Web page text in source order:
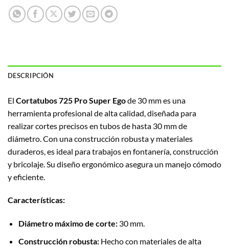
DESCRIPCIÓN
El Cortatubos 725 Pro Super Egode 30 mm es una
herramienta profesional de alta calidad, diseñada para
realizar cortes precisos en tubos de hasta 30 mm de
diámetro. Con una construcción robusta y materiales
duraderos, es ideal para trabajos en fontanería, construcción
y bricolaje. Su diseño ergonómico asegura un manejo cómodo
y eficiente.
Características:
Diámetro máximo de corte:30 mm.
Construcción robusta:Hecho con materiales de alta